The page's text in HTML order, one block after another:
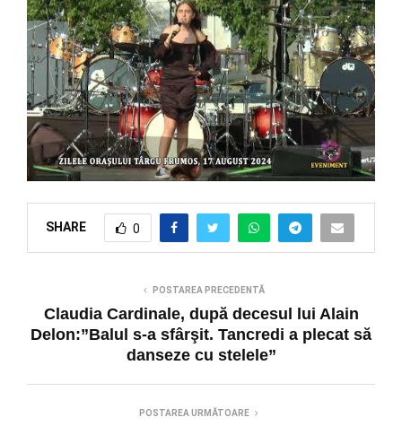
SHARE 0
POSTAREA PRECEDENTĂ
Claudia Cardinale, după decesul lui Alain
Delon:”Balul s-a sfârşit. Tancredi a plecat să
danseze cu stelele”
POSTAREA URMĂTOARE